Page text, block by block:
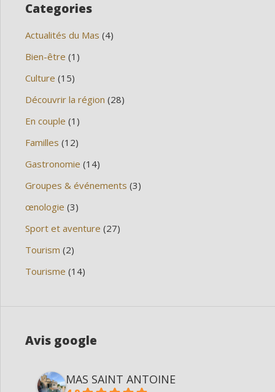
Categories
Actualités du Mas (4)
Bien-être (1)
Culture (15)
Découvrir la région (28)
En couple (1)
Familles (12)
Gastronomie (14)
Groupes & événements (3)
œnologie (3)
Sport et aventure (27)
Tourism (2)
Tourisme (14)
Avis google
MAS SAINT ANTOINE